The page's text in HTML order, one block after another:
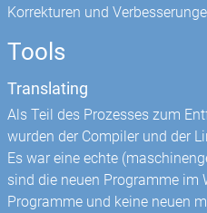
Korrekturen und
Tools
Translating
Als Teil des Prozesses zum
wurden der Compiler und der
Es war eine echte
sind die neuen Programme im
Programme und keine neuen